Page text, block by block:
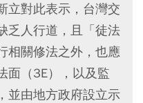
立對此表示，台灣交
乏人行道，且「徒法
相關修法之外，也應
面（3E），以及監
並由地方政府設立示